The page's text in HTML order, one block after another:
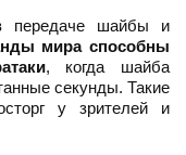
в передаче шайбы и
мира способны
, когда шайба
секунды. Такие
у зрителей и